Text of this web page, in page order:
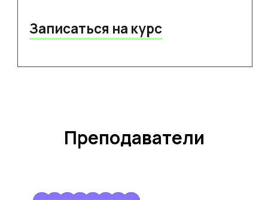
Преподаватели